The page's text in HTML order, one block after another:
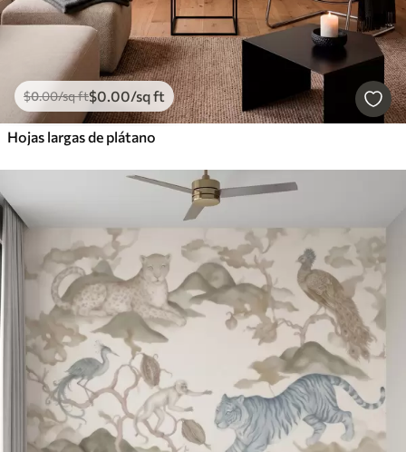
$0.00/sq ft$0 .00/sq ft
Hojas largas de plátano